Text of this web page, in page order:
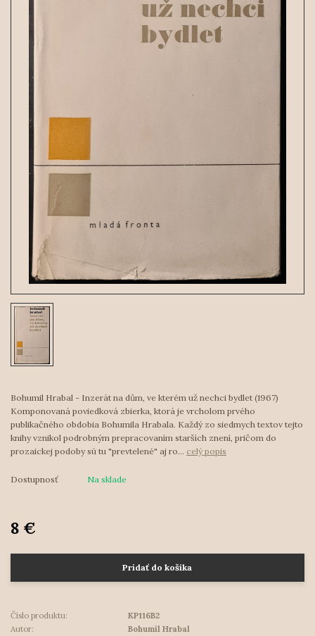
Bohumil Hrabal - Inzerát na dům, ve kterém už nechci bydlet (1967)
Komponovaná poviedková zbierka, ktorá je vrcholom prvého
publikačného obdobia Bohumila Hrabala. Každý zo siedmych textov tejto
knihy vznikol podrobným prepracovaním starších znení, pričom do
prozaickej podoby sú tu "prevtelené" aj ro... celý popis
Dostupnosť Na sklade
8 €
Pridať do košíka
Číslo produktu:
KP116B2
Autor:
Bohumil Hrabal